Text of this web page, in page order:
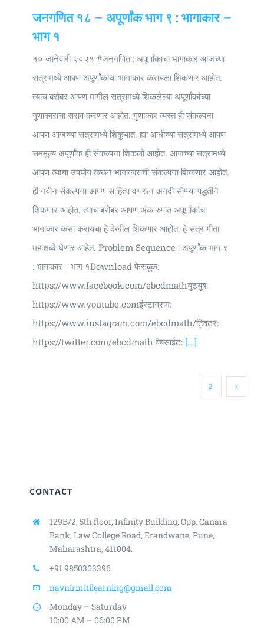
जनगणित १८ – अपूर्णांक भाग ९ : भागाकार –
भाग १
१० जानेवारी २०२१ #जनगणित : अपूर्णांकाचा भागाकार आजच्या
सत्रामध्ये आपण अपूर्णांकांचा भागाकार करायला शिकणार आहोत.
त्याच बरोबर आपण मागील सत्रामध्ये शिकलेल्या अपूर्णांकांच्या
गुणाकाराचा सराव करणार आहोत. गुणाकार व्यस्त ही संकल्पना
आपण आजच्या सत्रामध्ये शिकुयात. ह्या आधीच्या सत्रांमध्ये आपण
सममूल्य अपूर्णांक ही संकल्पना शिकलो आहोत. आजच्या सत्रामध्ये
आपण त्याचा उपयोग करून भागाकाराची संकल्पना शिकणार आहोत.
ही नवीन संकल्पना आपण साहित्य वापरून अगदी सोप्प्या पद्धतीने
शिकणार आहोत. त्याच बरोबर आपण अंक रुपात अपूर्णांकांचा
भागाकार कसा करायचा हे देखील शिकणार आहोत. हे सत्र गीता
महाशब्दे घेणार आहेत. Problem Sequence : अपूर्णांक भाग ९
: भागाकार - भाग १Download फेसबुक:
https://www.facebook.com/ebcdmathयुट्युब:
https://www.youtube.comइंस्टाग्राम:
https://www.instagram.com/ebcdmath/ट्विटर:
https://twitter.com/ebcdmath वेबसाईट: [...]
2
CONTACT
129B/2, 5th floor, Infinity Building, Opp. Canara
Bank, Law College Road, Erandwane, Pune,
Maharashtra, 411004.
+91 9850303396
navnirmitilearning@gmail.com
Monday – Saturday
10:00 AM – 06:00 PM